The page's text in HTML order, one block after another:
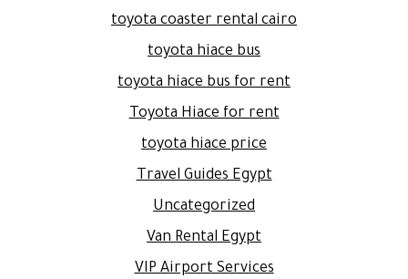
toyota coaster rental cairo
toyota hiace bus
toyota hiace bus for rent
Toyota Hiace for rent
toyota hiace price
Travel Guides Egypt
Uncategorized
Van Rental Egypt
VIP Airport Services